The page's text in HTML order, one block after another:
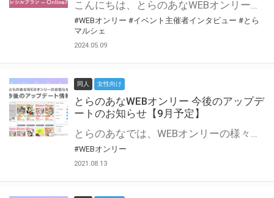
こんにちは、とらのあなWEBオンリー運営スタッフです。 新たにお届けする、イベント主催者インタビュー-マルシェ編-は、 とらのあなWEBオンリー「マルシェ」をご利用した主催様に 「マルシェ」を使って開催した感想や心がけをお聞きする企画です。 今回は、WEBオンリー開催7回目迎えた「マレシルプラン – Online7 –」より、 主催の玉川うた様にお話を伺いました。 ▼マレシルプランのインタビュー前回記事 「イベント主催者インタビュー vol.6」はこちら 協力：玉川うた様（マレシルプラン実行委員会 代表）／イベント公式Twitter（@mallesil_plan） とらのあなWEBオンリー「マルシェ」とは？ WEBオンリーでリアルタイムでコミュニケーションがとれるオンライン会場です。
#WEBオンリー #イベント主催者インタビュー #とら
マルシェ
2024.05.09
同人 女性向け
とらのあなWEBオンリー 今後のアップデ
ートのお知らせ【9月予定】
とらのあなでは、WEBオンリーの様々な支援を実施しています。 今回は2021年9月に実装を予定しているアップデート情報についてご紹介いたします。 とらのあなWEBオンリーサイトはこちら
#WEBオンリー
2021.08.13